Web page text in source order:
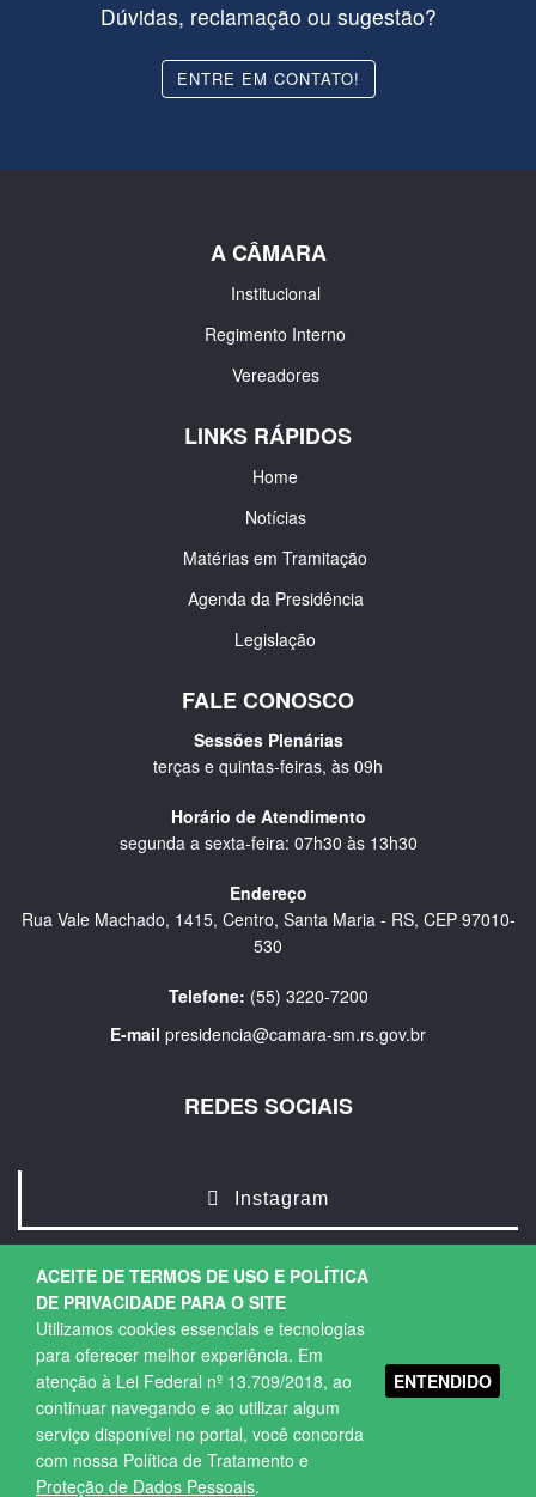
ACEITE DE TERMOS DE USO E POLÍTICA
DE PRIVACIDADE PARA O SITE
Utilizamos cookies essenciais e tecnologias
para oferecer melhor experiência. Em
atenção à Lei Federal nº 13.709/2018, ao
continuar navegando e ao utilizar algum
serviço disponível no portal, você concorda
com nossa Política de Tratamento e
Proteção de Dados Pessoais.
ENTENDIDO
Dúvidas, reclamação ou sugestão?
ENTRE EM CONTATO!
A CÂMARA
Institucional
Regimento Interno
Vereadores
LINKS RÁPIDOS
Home
Notícias
Matérias em Tramitação
Agenda da Presidência
Legislação
FALE CONOSCO
Sessões Plenárias
terças e quintas-feiras, às 09h
Horário de Atendimento
segunda a sexta-feira: 07h30 às 13h30
Endereço
Rua Vale Machado, 1415, Centro, Santa Maria - RS, CEP 97010-
530
Telefone: (55) 3220-7200
E-mail presidencia@camara-sm.rs.gov.br
REDES SOCIAIS
Instagram
Copyright © 2026. Todos os direitos Reservados.
Política de Privacidade |Termos de Uso